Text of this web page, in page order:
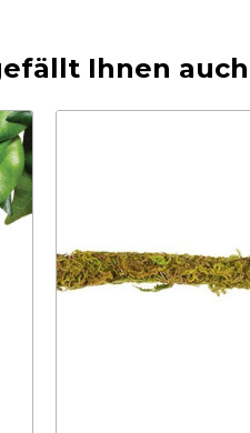
Ihnen auch